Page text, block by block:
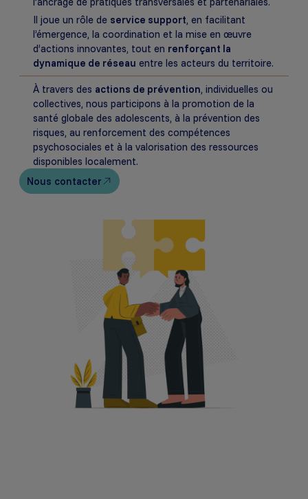
Il joue un rôle de service support, en facilitant
l’émergence, la coordination et la mise en œuvre
d’actions innovantes, tout en renforçant la
dynamique de réseau entre les acteurs du territoire.
À travers des actions de prévention, individuelles ou
collectives, nous participons à la promotion de la
santé globale des adolescents, à la prévention des
risques, au renforcement des compétences
psychosociales et à la valorisation des ressources
disponibles localement.
Nous contacter